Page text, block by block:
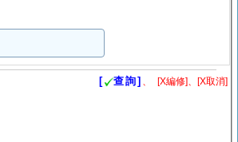
[ 查詢] 、 [X編修]、[X取消]